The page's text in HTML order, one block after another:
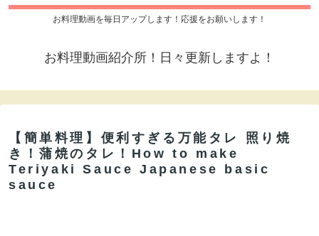
お料理動画を毎日アップします！応援をお願いします！
お料理動画紹介所！日々更新しますよ！
【簡単料理】便利すぎる万能タレ 照り焼
き！蒲焼のタレ！How to make
Teriyaki Sauce Japanese basic
sauce